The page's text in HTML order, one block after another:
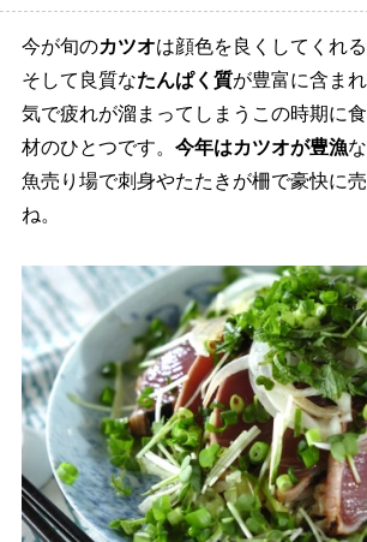
今が旬のカツオは顔色を良くしてくれる
そして良質なたんぱく質が豊富に含ま
気で疲れが溜まってしまうこの時期に
材のひとつです。 今年はカツオが豊漁
魚売り場で刺身やたたきが柵で豪快に
ね。